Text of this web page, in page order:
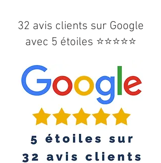
32 avis clients sur Google
avec 5 étoiles ⭐⭐⭐⭐⭐